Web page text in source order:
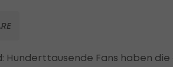
Hunderttausende Fans haben